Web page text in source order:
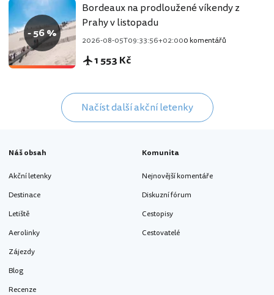
- 56 %
Bordeaux na prodloužené víkendy z
Prahy v listopadu
2026-08-05T09:33:56+02:000 komentářů
1 553 Kč
Načíst další akční letenky
Náš obsah
Akční letenky
Destinace
Letiště
Aerolinky
Zájezdy
Blog
Recenze
Komunita
Nejnovější komentáře
Diskuzní fórum
Cestopisy
Cestovatelé